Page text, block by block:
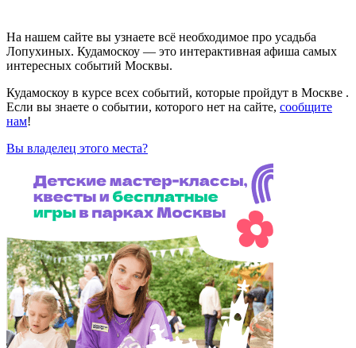
На нашем сайте вы узнаете всё необходимое про усадьба
Лопухиных. Кудамоскоу — это интерактивная афиша самых
интересных событий Москвы.
Кудамоскоу в курсе всех событий, которые пройдут в Москве .
Если вы знаете о событии, которого нет на сайте, сообщите
нам!
Вы владелец этого места?